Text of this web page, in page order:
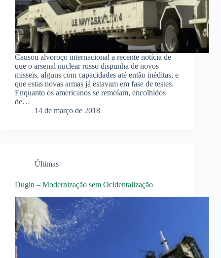
Causou alvoroço internacional a recente notícia de
que o arsenal nuclear russo dispunha de novos
mísseis, alguns com capacidades até então inéditas, e
que estas novas armas já estavam em fase de testes.
Enquanto os americanos se remoíam, encolhidos
de…
14 de março de 2018
Últimas
Dugin – Modernização sem Ocidentalização